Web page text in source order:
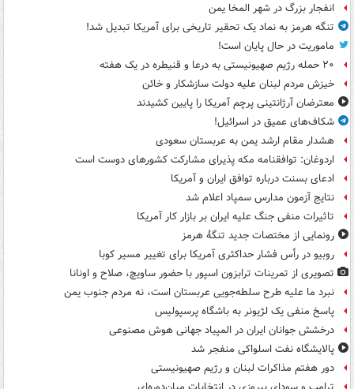
انفجار بزرگ در شهر المخا یمن
تنگه هرمز به نماد یک تحقیر تاریخی برای آمریکا تبدیل شد!
ماموریت در حال پایان است!
۲۰ حمله رژیم صهیونیستی به درعا و قنیطره در یک هفته
خیزش مردم لبنان علیه دولت سازشکار و خائن
معترضان آرژانتینی پرچم آمریکا را پایین کشیدند
شکاف‌های عمیق در اسرائیل!
هشدار مقام ارشد یمن به عربستان سعودی
اردوغان: توافقنامه مکه پذیرای مشارکت کشورهای دوست است
ادعای بسنت درباره توافق ایران و آمریکا
نتایج آزمون مدارس سمپاد اعلام شد
تاثیرات منفی جنگ علیه ایران بر بازار کار آمریکا
رونمایی از مختصات جدید تنگۀ هرمز
روبیو در رأس فشار حداکثری آمریکا برای تغییر مسیر کوبا
تصویری از تمرینات ترابزون اسپور با حضور ساویچ، صلاح و اونانا
نبرد ما علیه طرح سلطه‌جویی عربستان است، نه مردم جنوب یمن
پاسخ منفی یک لژیونر به باشگاه پرسپولیس
درخشش جوانان ایران در المپیاد جهانی هوش مصنوعی
پالایشگاه نفت اسلواکی منفجر شد
دور هفتم مذاکرات لبنان و رژیم صهیونیستی